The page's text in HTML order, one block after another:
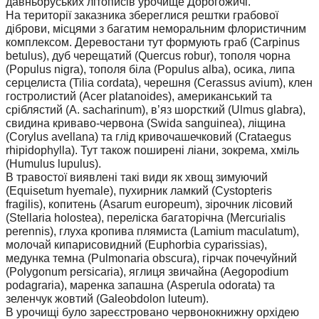
На території заказника збереглися рештки грабової
діброви, місцями з багатим неморальним флористичним
комплексом. Деревостани тут формують граб (Carpinus
betulus), дуб черещатий (Quercus robur), тополя чорна
(Populus nigra), тополя біла (Populus alba), осика, липа
серцелиста (Tilia cordata), черешня (Cerassus avium), клен
гостролистий (Acer platanoides), американський та
сріблястий (A. sacharinum), в’яз шорсткий (Ulmus glabra),
свидина криваво-червона (Swida sanguinea), ліщина
(Corylus avellana) та глід кривочашечковий (Crataegus
rhipidophylla). Тут також поширені ліани, зокрема, хміль
(Humulus lupulus).
В травостої виявлені такі види як хвощ зимуючий
(Equisetum hyemale), пухирник ламкий (Cystopteris
fragilis), копитень (Asarum europeum), зірочник лісовий
(Stellaria holostea), переліска багаторічна (Mercurialis
perennis), глуха кропива плямиста (Lamium maculatum),
молочай кипарисовидний (Euphorbia cyparissias),
медунка темна (Pulmonaria obscura), гірчак почечуйний
(Polygonum persicaria), яглиця звичайна (Aegopodium
podagraria), маренка запашна (Asperula odorata) та
зеленчук жовтий (Galeobdolon luteum).
В урочищі було зареєстровано червонокнижну орхідею